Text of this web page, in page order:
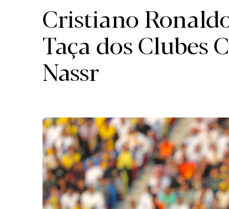
Cristiano
Taça dos Clubes
Nassr